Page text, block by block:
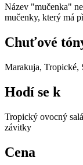
Název "mučenka"
mučenky, který má
Chuťové
Marakuja, Tropické,
Hodí se k
Tropický ovocný
závitky
Cena